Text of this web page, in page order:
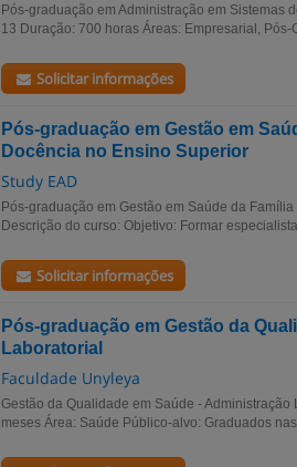
Pós-graduação em Administração em Sistemas
13 Duração: 700 horas Áreas: Empresarial, Pós-
Solicitar informações
Pós-graduação em Gestão em
Docência no Ensino Superior
Study EAD
Pós-graduação em Gestão em Saúde da
Descrição do curso: Objetivo: Formar
Solicitar informações
Pós-graduação em Gestão da
Laboratorial
Faculdade Unyleya
Gestão da Qualidade em Saúde -
meses Área: Saúde Público-alvo: Graduados